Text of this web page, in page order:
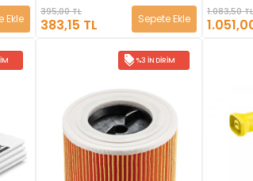
Ekle
395,00 TL
383,15 TL Sepete Ekle
1.083,50 TL
%3 İNDIRIM